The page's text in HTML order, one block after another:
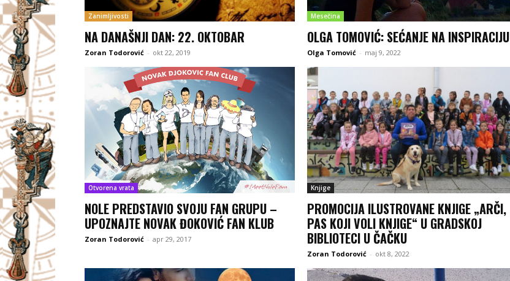
Zanimljivosti
NA DANAŠNJI DAN: 22. OKTOBAR
Zoran Todorović - okt 22, 2019
Mesečina
OLGA TOMOVIĆ: SEĆANJE NA INSPIRACIJU
Olga Tomović - maj 9, 2022
Otvorena vrata
NOLE PREDSTAVIO SVOJU FAN GRUPU –
UPOZNAJTE NOVAK ĐOKOVIĆ FAN KLUB
Zoran Todorović - apr 29, 2017
Knjige
PROMOCIJA ILUSTROVANE KNJIGE „ARČI,
PAS KOJI VOLI KNJIGE“ U GRADSKOJ
BIBLIOTECI U ČAČKU
Zoran Todorović - okt 8, 2022